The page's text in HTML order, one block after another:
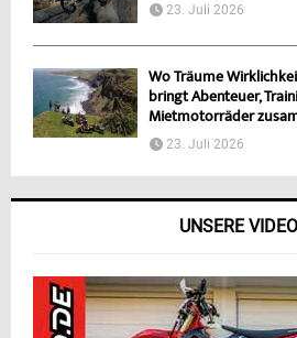
23. Juli 2026
Wo Träume
bringt Abenteuer,
Mietmotorräder
23. Juli 2026
UNSERE